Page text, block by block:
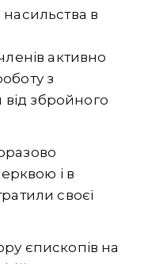
в
активно
з
збройного
і в
своєї
єпископів на